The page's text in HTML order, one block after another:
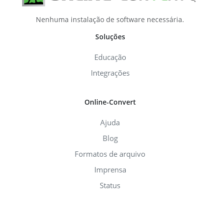
Nenhuma instalação de software necessária.
Soluções
Educação
Integrações
Online-Convert
Ajuda
Blog
Formatos de arquivo
Imprensa
Status